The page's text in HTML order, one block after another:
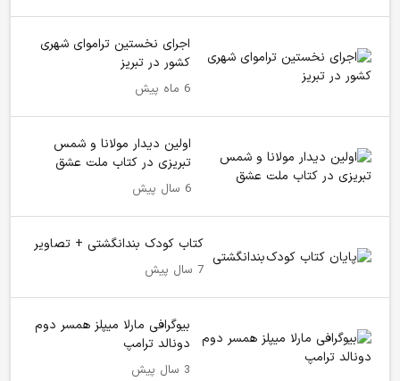
اجرای نخستین تراموای شهری
کشور در تبریز
6 ماه پیش
اولین دیدار مولانا و شمس
تبریزی در کتاب ملت عشق
6 سال پیش
کتاب کودک بندانگشتی + تصاویر
7 سال پیش
بیوگرافی مارلا میپلز همسر دوم
دونالد ترامپ
3 سال پیش